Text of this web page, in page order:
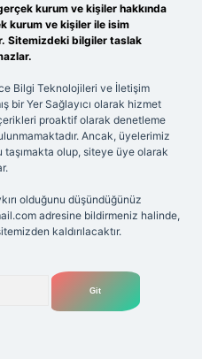
kurum ve kişiler hakkında
kurum ve kişiler ile isim
Sitemizdeki bilgiler taslak
Bilgi Teknolojileri ve İletişim
bir Yer Sağlayıcı olarak hizmet
proaktif olarak denetleme
Ancak, üyelerimiz
taşımakta olup, siteye üye olarak
olduğunu düşündüğünüz
adresine bildirmeniz halinde,
kaldırılacaktır.